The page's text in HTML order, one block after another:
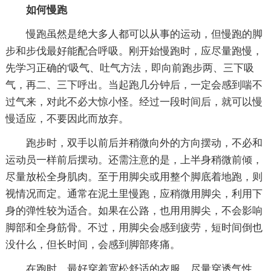
如何慢跑
慢跑虽然是绝大多人都可以从事的运动，但慢跑的脚
步和步伐最好能配合呼吸。刚开始慢跑时，应尽量跑慢，
先学习正确的'吸气、吐气方法，即向前跑步两、三下吸
气，再二、三下呼出。当起跑几分钟后，一定会感到喘不
过气来，对此不必大惊小怪。经过一段时间后，就可以慢
慢适应，不要因此而放弃。
跑步时，双手以前后并稍微向外的方向摆动，不必和
运动员一样前后摆动。还需注意的是，上半身稍微前倾，
尽量放松全身肌肉。至于用脚尖或用整个脚底着地跑，则
视情况而定。通常在泥土里慢跑，应稍微用脚尖，利用下
身的弹性较为适合。如果在公路，也用用脚尖，不会影响
脚部和全身筋骨。不过，用脚尖会感到疲劳，短时间倒也
没什么，但长时间，会感到脚部疼痛。
在跑时，最好穿着宽松舒适的衣服，尽量穿透气性